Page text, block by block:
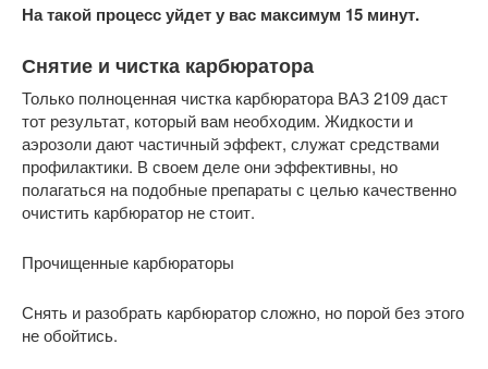
На такой процесс уйдет у вас максимум 15 минут.
Снятие и чистка карбюратора
Только полноценная чистка карбюратора ВАЗ 2109 даст
тот результат, который вам необходим. Жидкости и
аэрозоли дают частичный эффект, служат средствами
профилактики. В своем деле они эффективны, но
полагаться на подобные препараты с целью качественно
очистить карбюратор не стоит.
Прочищенные карбюраторы
Снять и разобрать карбюратор сложно, но порой без этого
не обойтись.